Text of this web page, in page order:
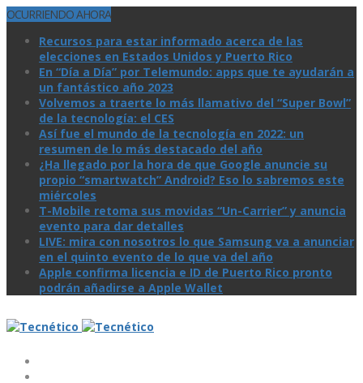
OCURRIENDO AHORA
Recursos para estar informado acerca de las
elecciones en Estados Unidos y Puerto Rico
En “Día a Día” por Telemundo: apps que te ayudarán a
un fantástico año 2023
Volvemos a traerte lo más llamativo del “Super Bowl”
de la tecnologí­a: el CES
Así­ fue el mundo de la tecnologí­a en 2022: un
resumen de lo más destacado del año
¿Ha llegado por la hora de que Google anuncie su
propio “smartwatch” Android? Eso lo sabremos este
miércoles
T-Mobile retoma sus movidas “Un-Carrier” y anuncia
evento para dar detalles
LIVE: mira con nosotros lo que Samsung va a anunciar
en el quinto evento de lo que va del año
Apple confirma licencia e ID de Puerto Rico pronto
podrán añadirse a Apple Wallet